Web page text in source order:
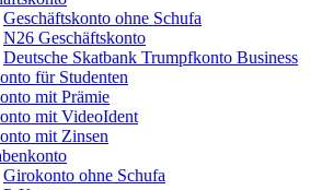
Geschäftskonto ohne Schufa
N26 Geschäftskonto
Deutsche Skatbank Trumpfkonto Business
für Studenten
mit Prämie
mit VideoIdent
mit Zinsen
Girokonto ohne Schufa